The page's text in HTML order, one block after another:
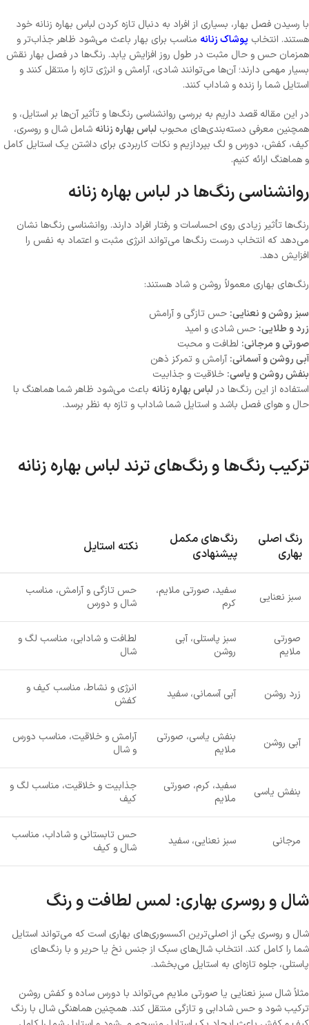
با رسیدن فصل بهار، بسیاری از افراد به دنبال تازه کردن لباس بهاره زنانه خود
هستند. انتخاب پوشاک زنانه مناسب برای بهار باعث می‌شود ظاهر جذاب‌تر و
همزمان حس و حال مثبت در طول روز افزایش یابد. رنگ‌ها در فصل بهار نقش
بسیار مهمی دارند؛ آن‌ها می‌توانند شادی، آرامش و انرژی تازه را منتقل کنند و
استایل شما را زنده و شاداب کنند.
در این مقاله قصد داریم به بررسی روانشناسی رنگ‌ها و تأثیر آن‌ها بر استایل، و
همچنین معرفی دسته‌بندی‌های محبوب لباس بهاره زنانه شامل شال و روسری،
کیف، کفش، دورس و لگ بپردازیم و نکات کاربردی برای داشتن یک استایل کامل
و هماهنگ ارائه کنیم.
روانشناسی رنگ‌ها در لباس بهاره زنانه
رنگ‌ها تأثیر زیادی روی احساسات و رفتار افراد دارند. روانشناسی رنگ‌ها نشان
می‌دهد که انتخاب درست رنگ‌ها می‌تواند انرژی مثبت و اعتماد به نفس را
افزایش دهد.
رنگ‌های بهاری معمولاً روشن و شاد هستند:
سبز روشن و نعنایی: حس تازگی و آرامش
زرد و طلایی: حس شادی و امید
صورتی و مرجانی: لطافت و محبت
آبی روشن و آسمانی: آرامش و تمرکز ذهن
بنفش روشن و یاسی: خلاقیت و جذابیت
استفاده از این رنگ‌ها در لباس بهاره زنانه باعث می‌شود ظاهر شما هماهنگ با
حال و هوای فصل باشد و استایل شما شاداب و تازه به نظر برسد.
ترکیب رنگ‌ها و رنگ‌های ترند لباس بهاره زنانه
رنگ اصلی
بهاری
رنگ‌های مکمل
پیشنهادی
نکته استایل
سبز نعنایی
سفید، صورتی ملایم،
کرم
حس تازگی و آرامش، مناسب
شال و دورس
صورتی
ملایم
سبز پاستلی، آبی
روشن
لطافت و شادابی، مناسب لگ و
شال
زرد روشن آبی آسمانی، سفید
انرژی و نشاط، مناسب کیف و
کفش
آبی روشن
بنفش یاسی، صورتی
ملایم
آرامش و خلاقیت، مناسب دورس
و شال
بنفش یاسی
سفید، کرم، صورتی
ملایم
جذابیت و خلاقیت، مناسب لگ و
کیف
مرجانی سبز نعنایی، سفید
حس تابستانی و شاداب، مناسب
شال و کیف
شال و روسری بهاری: لمس لطافت و رنگ
شال و روسری یکی از اصلی‌ترین اکسسوری‌های بهاری است که می‌تواند استایل
شما را کامل کند. انتخاب شال‌های سبک از جنس نخ یا حریر و با رنگ‌های
پاستلی، جلوه تازه‌ای به استایل می‌بخشد.
مثلاً شال سبز نعنایی یا صورتی ملایم می‌تواند با دورس ساده و کفش روشن
ترکیب شود و حس شادابی و تازگی منتقل کند. همچنین هماهنگی شال با رنگ